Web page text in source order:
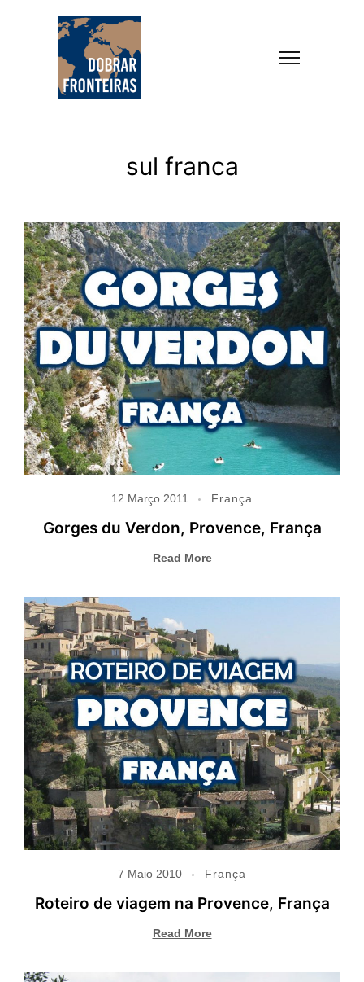
sul franca
12 Março 2011 França
Gorges du Verdon, Provence, França
Read More
7 Maio 2010 França
Roteiro de viagem na Provence, França
Read More